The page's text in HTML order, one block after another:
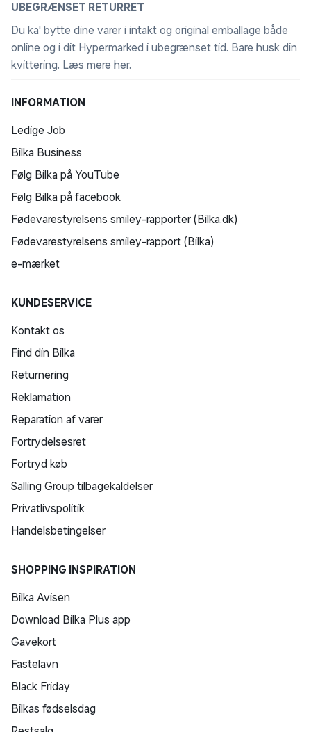
UBEGRÆNSET RETURRET
Du ka' bytte dine varer i intakt og original emballage både
online og i dit Hypermarked i ubegrænset tid. Bare husk din
kvittering. Læs mere her.
INFORMATION
Ledige Job
Bilka Business
Følg Bilka på YouTube
Følg Bilka på facebook
Fødevarestyrelsens smiley-rapporter (Bilka.dk)
Fødevarestyrelsens smiley-rapport (Bilka)
e-mærket
KUNDESERVICE
Kontakt os
Find din Bilka
Returnering
Reklamation
Reparation af varer
Fortrydelsesret
Fortryd køb
Salling Group tilbagekaldelser
Privatlivspolitik
Handelsbetingelser
SHOPPING INSPIRATION
Bilka Avisen
Download Bilka Plus app
Gavekort
Fastelavn
Black Friday
Bilkas fødselsdag